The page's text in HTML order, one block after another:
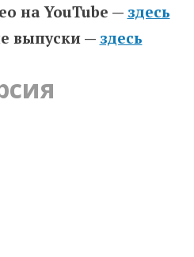
на YouTube — здесь
выпуски — здесь